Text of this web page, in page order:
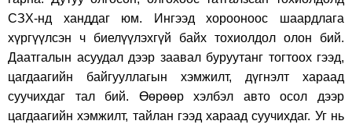
СЗХ-нд ханддаг юм. Ингээд хорооноос шаардлага
хүргүүлсэн ч биелүүлэхгүй байх тохиолдол олон бий.
Даатгалын асуудал дээр заавал буруутанг тогтоох гээд,
цагдаагийн байгууллагын хэмжилт, дүгнэлт хараад
суучихдаг тал бий. Өөрөөр хэлбэл авто осол дээр
цагдаагийн хэмжилт, тайлан гээд хараад суучихдаг. Уг нь